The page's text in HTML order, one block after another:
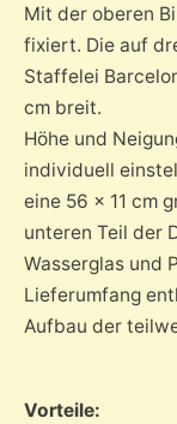
Mit der oberen
fixiert. Die auf
Staffelei
cm breit.
Höhe und
individuell
eine 56 x 11 cm
unteren Teil der
Wasserglas und
Lieferumfang
Aufbau der
Vorteile: